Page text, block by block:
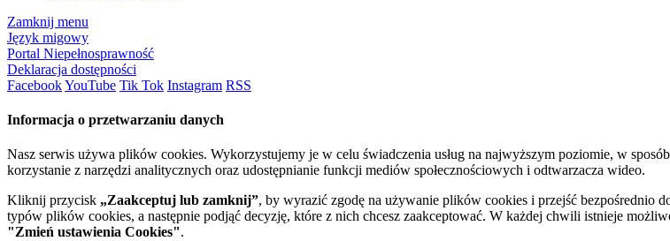
Zamknij menu
Język migowy
Portal Niepełnosprawność
Deklaracja dostępności
FacebookYouTube Tik Tok Instagram RSS
Informacja o przetwarzaniu danych
Nasz serwis używa plików cookies. Wykorzystujemy je w celu świadczenia usług na najwyższym poziomie, w
korzystanie z narzędzi analitycznych oraz udostępnianie funkcji mediów społecznościowych i odtwarzacza wideo.
Kliknij przycisk „Zaakceptuj lub zamknij”, by wyrazić zgodę na używanie plików cookies i przejść bezpośrednio
typów plików cookies, a następnie podjąć decyzję, które z nich chcesz zaakceptować. W każdej chwili istnieje
"Zmień ustawienia Cookies".